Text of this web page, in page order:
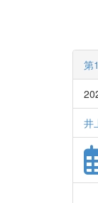
第
井